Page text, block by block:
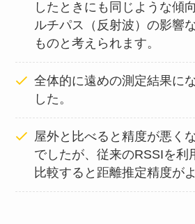
したときにも同じような傾
ルチパス（反射波）の影響
ものと考えられます。
全体的に遠めの測定結果に
した。
屋外と比べると精度が悪く
でしたが、従来のRSSIを利
比較すると距離推定精度が